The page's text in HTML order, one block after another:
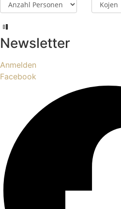
Newsletter
Anmelden
Facebook